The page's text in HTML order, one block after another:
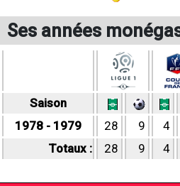
Ses années
Saison
1978 - 1979
28 9 4
Totaux :
28 9 4